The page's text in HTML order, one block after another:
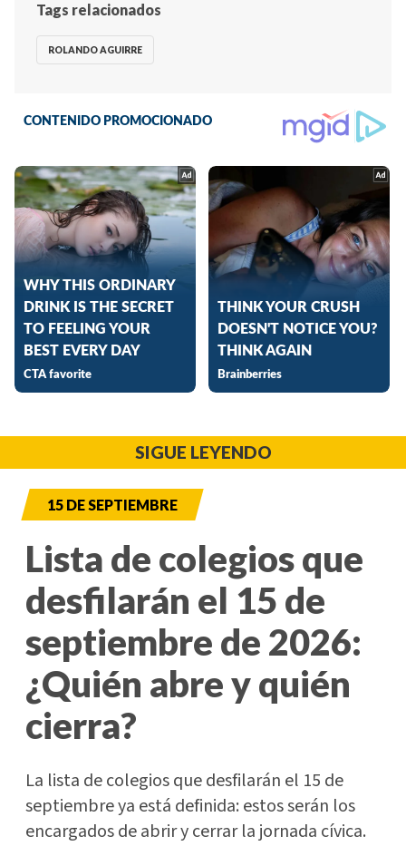
Tags relacionados
ROLANDO AGUIRRE
SIGUE LEYENDO
15 DE SEPTIEMBRE
Lista de colegios que
desfilarán el 15 de
septiembre de 2026:
¿Quién abre y quién
cierra?
La lista de colegios que desfilarán el 15 de
septiembre ya está definida: estos serán los
encargados de abrir y cerrar la jornada cívica.